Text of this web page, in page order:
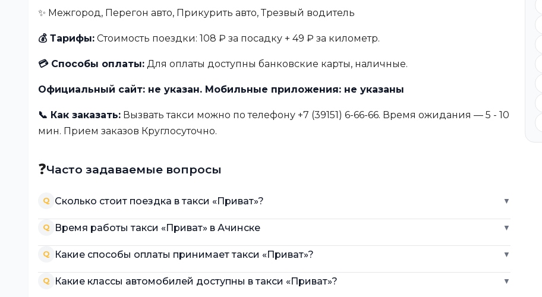
✨ Межгород, Перегон авто, Прикурить авто, Трезвый водитель
💰 Тарифы: Стоимость поездки: 108 ₽ за посадку + 49 ₽ за километр.
💳 Способы оплаты: Для оплаты доступны банковские карты, наличные.
Официальный сайт: не указан. Мобильные приложения: не указаны
📞 Как заказать: Вызвать такси можно по телефону +7 (39151) 6-66-66. Время ожидания — 5 - 10
мин. Прием заказов Круглосуточно.
❓Часто задаваемые вопросы
Q Сколько стоит поездка в такси «Приват»? ▼
Q Время работы такси «Приват» в Ачинске ▼
Q Какие способы оплаты принимает такси «Приват»? ▼
Q Какие классы автомобилей доступны в такси «Приват»? ▼